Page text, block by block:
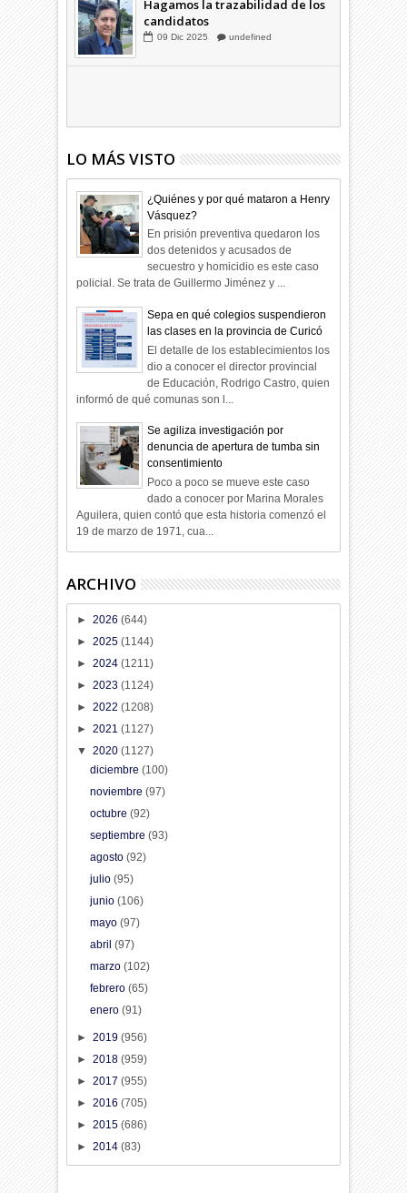
03 Abr 2026 undefined
candidatos
LO MÁS VISTO
¿Quiénes y por qué mataron a Henry
Vásquez?
En prisión preventiva quedaron los
dos detenidos y acusados de
secuestro y homicidio es este caso
policial. Se trata de Guillermo Jiménez y ...
Sepa en qué colegios suspendieron
las clases en la provincia de Curicó
El detalle de los establecimientos los
dio a conocer el director provincial
de Educación, Rodrigo Castro, quien
informó de qué comunas son l...
Se agiliza investigación por
denuncia de apertura de tumba sin
consentimiento
Poco a poco se mueve este caso
dado a conocer por Marina Morales
Aguilera, quien contó que esta historia comenzó el
19 de marzo de 1971, cua...
ARCHIVO
►2026(644)
►2025(1144)
►2024(1211)
►2023(1124)
►2022(1208)
►2021(1127)
▼2020(1127)
diciembre (100)
noviembre (97)
octubre (92)
septiembre (93)
agosto (92)
julio (95)
junio (106)
mayo (97)
abril (97)
marzo (102)
febrero (65)
enero (91)
►2019(956)
►2018(959)
►2017(955)
►2016(705)
►2015(686)
►2014(83)